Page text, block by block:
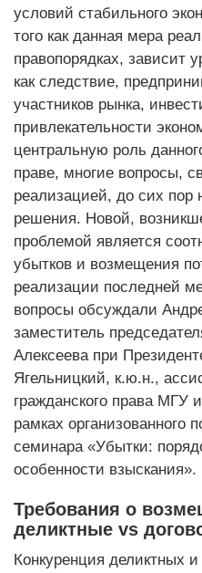
условий стабильного
того как данная мера
правопорядках, зависит
как следствие,
участников рынка,
привлекательности
центральную роль
праве, многие вопросы,
реализацией, до сих пор
решения. Новой,
проблемой является
убытков и возмещения
реализации последней
вопросы обсуждали
заместитель
Алексеева при
Ягельницкий, к.ю.н.,
гражданского права
рамках организованного
семинара «Убытки:
особенности взыскания».
Требования о
деликтные vs
Конкуренция деликтных